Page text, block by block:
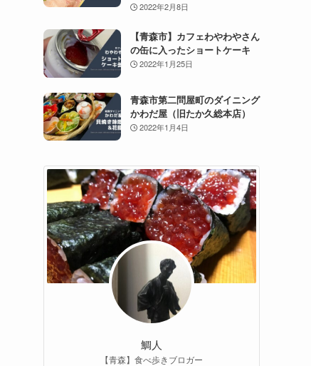
2022年2月8日
【青森市】カフェわやわやさん
の缶に入ったショートケーキ
2022年1月25日
青森市第二問屋町のダイニング
かわだ屋（旧たか久総本店）
2022年1月4日
鯛人
【青森】食べ歩きブロガー